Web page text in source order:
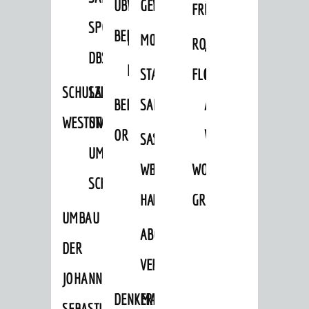
SPORTHALLE
DBS
SCHULZENTRUM
WESTSTADT
SANIERUNG-
UND
UMBAUMASSNAHME S
CHLOSS
UMBAU
DER
JOHANN-
ÜBER
BEBAUUNGSPLÄNE
VERFAHREN
BEBAUUNGSPLÄNE
KERNSTADT
BEBAUUNGSPLÄNE
ORTSTEILE
EINZELHANDELSKONZEPT
MOBILFUNKKONZEPT
LÄRMAKTIONSPLAN
STADTERNEUERUNG/-
SANIERUNG
SANIERUNG
WESTLICH
HAUPTBAHNHOF
SANIERUNGSGEBIET
HILDEBRANDSCHE
MÜHLE
ABGESCHLOSSENE
VERFAHREN
DENKMALSCHUTZ
ERHALTUNGSSATZUNGEN
FRÜHLING
HERBST
RODENSTEINER
FLOHMARKT
„WOINEM
LIVE“
AM
WINDECKPLATZ
WOCHENMARKT
GROOVE